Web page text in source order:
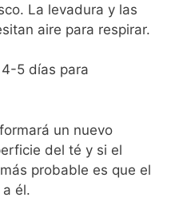
La levadura y las
aire para respirar.
5 días para
un nuevo
del té y si el
probable es que el
a él.